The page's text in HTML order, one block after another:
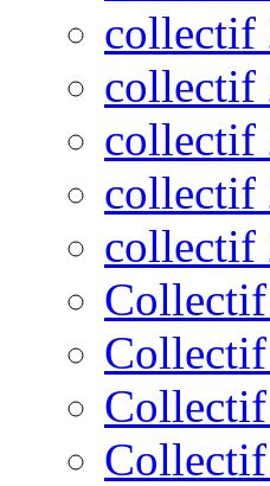
collectif
collectif
collectif
collectif
collectif